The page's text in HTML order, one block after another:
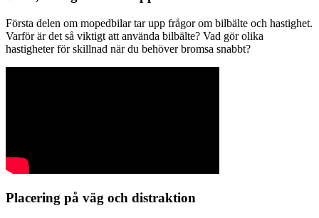
Första delen om mopedbilar tar upp frågor om bilbälte och hastighet.
Varför är det så viktigt att använda bilbälte? Vad gör olika
hastigheter för skillnad när du behöver bromsa snabbt?
Placering på väg och distraktion